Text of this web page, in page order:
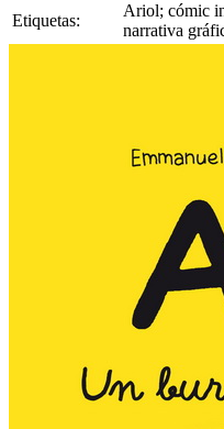
Etiquetas:
Ariol; cómic
narrativa